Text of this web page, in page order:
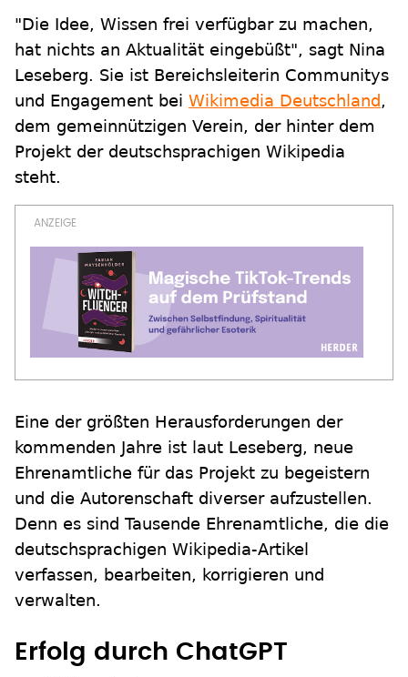
"Die Idee, Wissen frei verfügbar zu machen,
hat nichts an Aktualität eingebüßt", sagt Nina
Leseberg. Sie ist Bereichsleiterin Communitys
und Engagement bei Wikimedia Deutschland,
dem gemeinnützigen Verein, der hinter dem
Projekt der deutschsprachigen Wikipedia
steht.
Eine der größten Herausforderungen der
kommenden Jahre ist laut Leseberg, neue
Ehrenamtliche für das Projekt zu begeistern
und die Autorenschaft diverser aufzustellen.
Denn es sind Tausende Ehrenamtliche, die die
deutschsprachigen Wikipedia-Artikel
verfassen, bearbeiten, korrigieren und
verwalten.
Erfolg durch ChatGPT